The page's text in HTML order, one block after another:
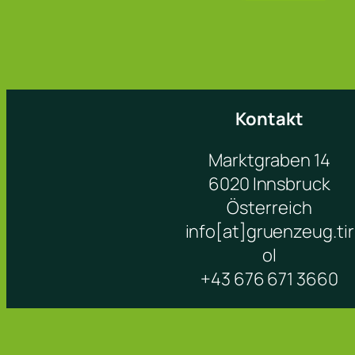
Kontakt
Marktgraben 14
6020 Innsbruck
Österreich
info[at]gruenzeug.tir
ol
+43 676 671 3660